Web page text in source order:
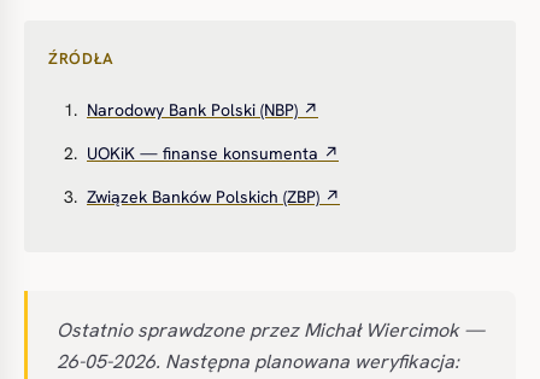
ŹRÓDŁA
Narodowy Bank Polski (NBP) ↗
UOKiK — finanse konsumenta ↗
Związek Banków Polskich (ZBP) ↗
Ostatnio sprawdzone przez Michał Wiercimok —
26-05-2026. Następna planowana weryfikacja: